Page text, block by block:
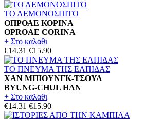
ΤΟ ΛΕΜΟΝΟΣΠΙΤΟ
ΟΠΡΟΑΕ ΚΟΡΙΝΑ
OPROAE CORINA
+ Στο καλαθι
€14.31 €15.90
ΤΟ ΠΝΕΥΜΑ ΤΗΣ ΕΛΠΙΔΑΣ
ΧΑΝ ΜΠΙΟΥΝΓΚ-ΤΣΟΥΛ
BYUNG-CHUL HAN
+ Στο καλαθι
€14.31 €15.90